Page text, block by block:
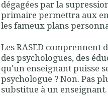
dégagées par la
primaire permettra aux
les fameux plans
Les RASED comprennent
des psychologues, des
qu'un enseignant puisse
psychologue ? Non. Pas
substitue à un enseignant.